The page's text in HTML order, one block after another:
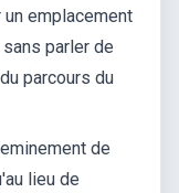
emplacement
parler de
parcours du
de
lieu de